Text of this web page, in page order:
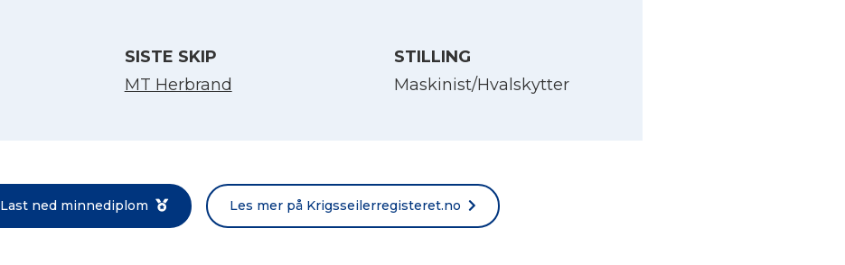
SISTE SKIP
MT Herbrand
STILLING
Maskinist/Hvalskytter
Last ned minnediplom Les mer på Krigsseilerregisteret.no